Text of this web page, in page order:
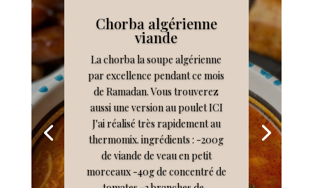
Chorba algérienne
viande
La chorba la soupe algérienne
par excellence pendant ce mois
de Ramadan. Vous trouverez
aussi une version au poulet ICI
J'ai réalisé très rapidement au
thermomix. ingrédients : -200g
de viande de veau en petit
morceaux -40g de concentré de